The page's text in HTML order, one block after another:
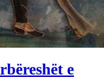
e